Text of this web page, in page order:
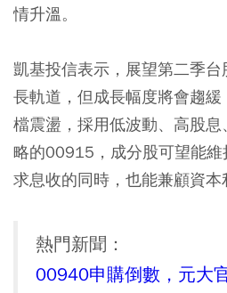
情升溫。
凱基投信表示，展望第二季
長軌道，但成長幅度將會趨
檔震盪，採用低波動、高股
略的00915，成分股可望能維
求息收的同時，也能兼顧資本
熱門新聞：
00940申購倒數，元大